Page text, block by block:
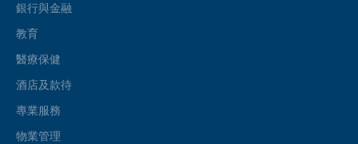
銀行與金融
教育
醫療保健
酒店及款待
專業服務
物業管理